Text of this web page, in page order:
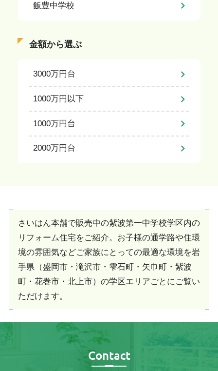
飯豊中学校
金額から選ぶ
3000万円台
1000万円以下
1000万円台
2000万円台
さいはん本舗で販売中の紫波第一中学校学区内の
リフォーム住宅をご紹介。お子様の通学路や住環
境の雰囲気などご家族にとっての最適な環境を岩
手県（盛岡市・滝沢市・雫石町・矢巾町・紫波
町・花巻市・北上市）の学区エリアごとにご覧い
ただけます。
Contact